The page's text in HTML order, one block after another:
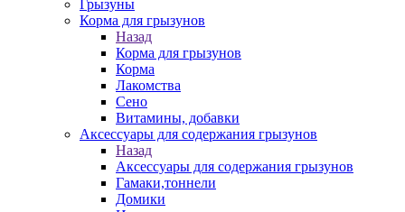
Грызуны
Корма для грызунов
Назад
Корма для грызунов
Корма
Лакомства
Сено
Витамины, добавки
Аксессуары для содержания грызунов
Назад
Аксессуары для содержания грызунов
Гамаки,тоннели
Домики